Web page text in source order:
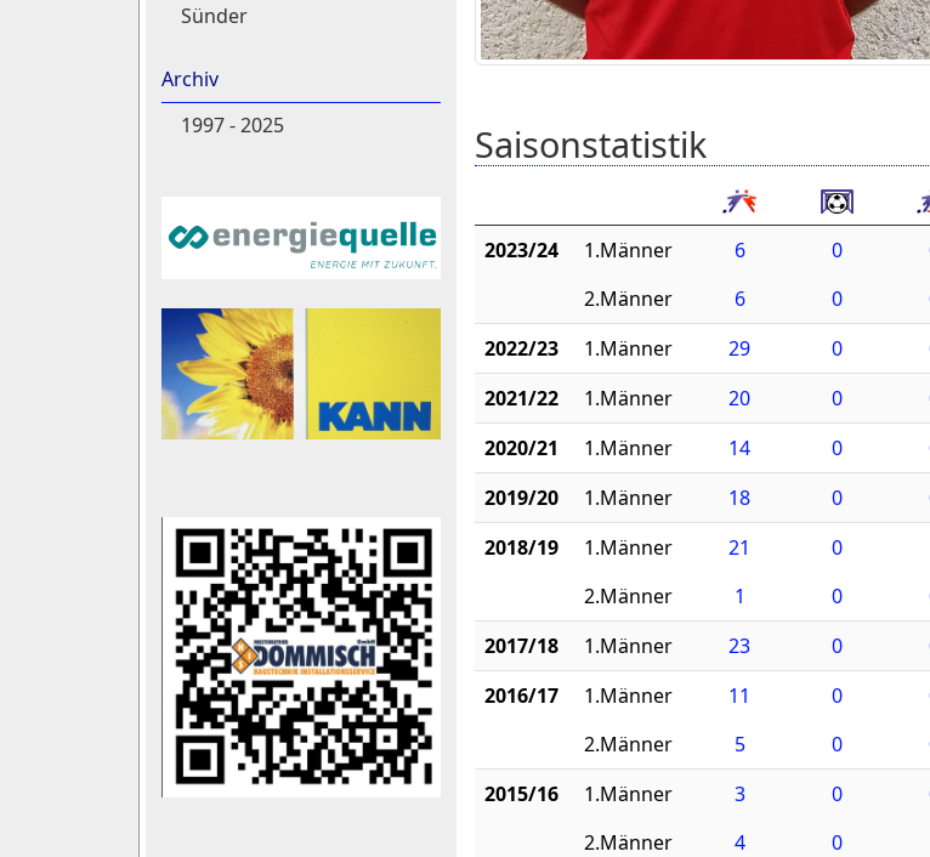
Sünder
Archiv
1997 - 2025
Saisonstatistik
2023/24 1.Männer 6 0
2.Männer
6 0
2022/23
1.Männer 29 0
2021/22
1.Männer 20 0
2020/21
1.Männer 14 0
2019/20
1.Männer 18 0
2018/19
1.Männer 21 0
2.Männer
1 0
2017/18
1.Männer 23 0
2016/17
1.Männer 11 0
2.Männer
5 0
2015/16
1.Männer 3 0
2.Männer
4 0